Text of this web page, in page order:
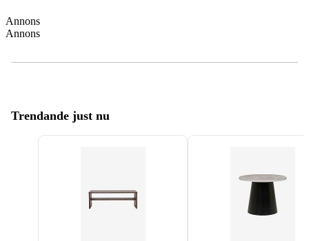
Annons
Annons
Trendande just nu